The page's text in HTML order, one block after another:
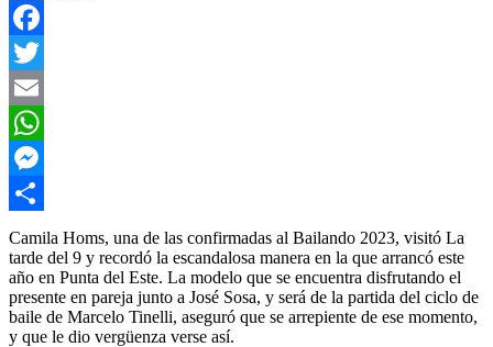
Facebook
Twitter
Email
WhatsApp
Messenger
Compartir
Camila Homs, una de las confirmadas al Bailando 2023, visitó La
tarde del 9 y recordó la escandalosa manera en la que arrancó este
año en Punta del Este. La modelo que se encuentra disfrutando el
presente en pareja junto a José Sosa, y será de la partida del ciclo de
baile de Marcelo Tinelli, aseguró que se arrepiente de ese momento,
y que le dio vergüenza verse así.